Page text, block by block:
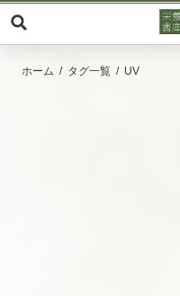
ホーム タグ一覧 UV